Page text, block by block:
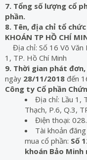
7. Tổng số lượng cổ
phần.
8. Tên, địa chỉ tổ
KHOÁN TP HỒ CHÍ
Địa chỉ: Số 16 Võ Văn
1, TP. Hồ Chí Minh
9. Thời gian phát
ngày 28/11/2018 đến
Công ty Cổ phần
Địa chỉ: Lầu 1,
Thạch, P.6, Q.3,
Điện thoại:
Tài khoản
mua cổ phần: Số
khoán Bảo Minh